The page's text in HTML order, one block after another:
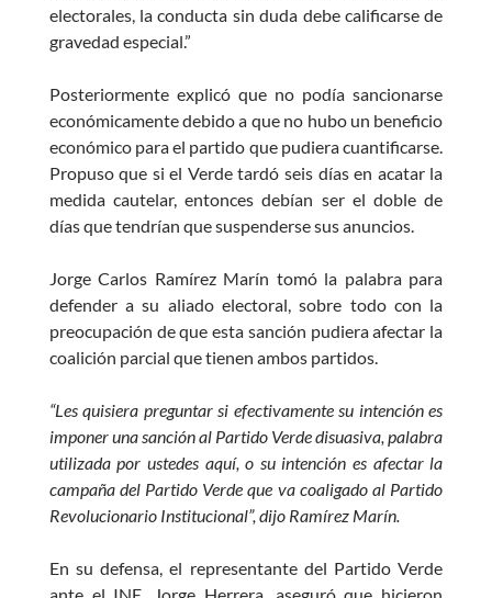
electorales, la conducta sin duda debe calificarse de
gravedad especial.”
Posteriormente explicó que no podía sancionarse
económicamente debido a que no hubo un beneficio
económico para el partido que pudiera cuantificarse.
Propuso que si el Verde tardó seis días en acatar la
medida cautelar, entonces debían ser el doble de
días que tendrían que suspenderse sus anuncios.
Jorge Carlos Ramírez Marín tomó la palabra para
defender a su aliado electoral, sobre todo con la
preocupación de que esta sanción pudiera afectar la
coalición parcial que tienen ambos partidos.
“Les quisiera preguntar si efectivamente su intención es
imponer una sanción al Partido Verde disuasiva, palabra
utilizada por ustedes aquí, o su intención es afectar la
campaña del Partido Verde que va coaligado al Partido
Revolucionario Institucional”, dijo Ramírez Marín.
En su defensa, el representante del Partido Verde
ante el INE, Jorge Herrera, aseguró que hicieron